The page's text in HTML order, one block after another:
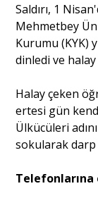
Saldırı, 1
Mehmetbey
Kurumu (KYK)
dinledi ve halay
Halay çeken
ertesi gün
Ülkücüleri
sokularak darp
Telefonlarına